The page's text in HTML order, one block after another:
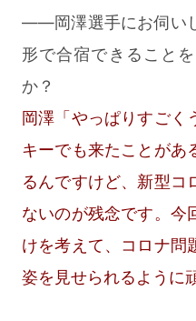
――岡澤選手にお伺い
形で合宿できること
か？
岡澤「やっぱりすごく
キーでも来たことがあ
るんですけど、新型コ
ないのが残念です。今
けを考えて、コロナ問
姿を見せられるように